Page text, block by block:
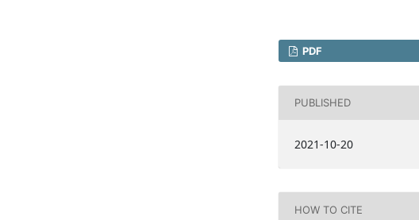
PDF
PUBLISHED
2021-10-20
HOW TO CITE